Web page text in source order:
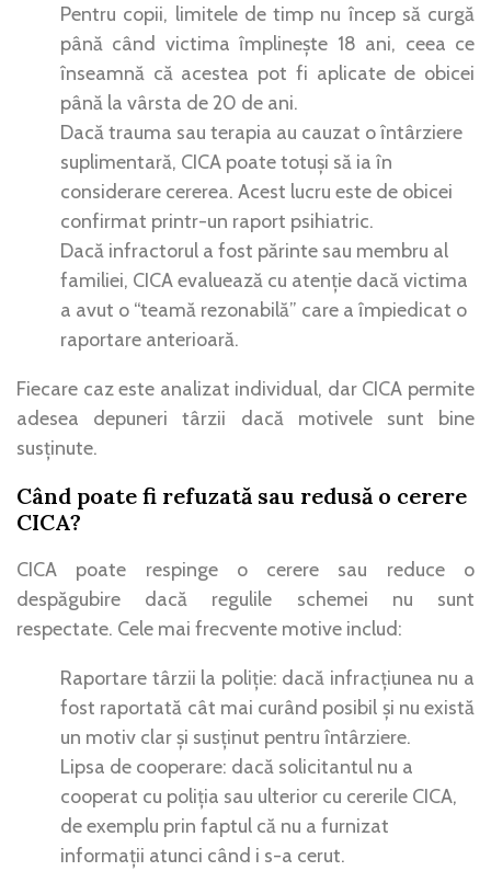
Pentru copii, limitele de timp nu încep să curgă
până când victima împlinește 18 ani, ceea ce
înseamnă că acestea pot fi aplicate de obicei
până la vârsta de 20 de ani.
Dacă trauma sau terapia au cauzat o întârziere
suplimentară, CICA poate totuși să ia în
considerare cererea. Acest lucru este de obicei
confirmat printr-un raport psihiatric.
Dacă infractorul a fost părinte sau membru al
familiei, CICA evaluează cu atenție dacă victima
a avut o “teamă rezonabilă” care a împiedicat o
raportare anterioară.
Fiecare caz este analizat individual, dar CICA permite
adesea depuneri târzii dacă motivele sunt bine
susținute.
Când poate fi refuzată sau redusă o cerere
CICA?
CICA poate respinge o cerere sau reduce o
despăgubire dacă regulile schemei nu sunt
respectate. Cele mai frecvente motive includ:
Raportare târzii la poliție: dacă infracțiunea nu a
fost raportată cât mai curând posibil și nu există
un motiv clar și susținut pentru întârziere.
Lipsa de cooperare: dacă solicitantul nu a
cooperat cu poliția sau ulterior cu cererile CICA,
de exemplu prin faptul că nu a furnizat
informații atunci când i s-a cerut.